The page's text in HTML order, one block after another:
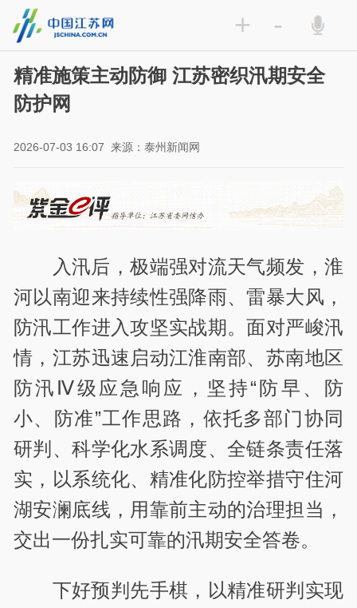
+ -
精准施策主动防御 江苏密织汛期安全
防护网
2026-07-03 16:07 来源：泰州新闻网
入汛后，极端强对流天气频发，淮
河以南迎来持续性强降雨、雷暴大风，
防汛工作进入攻坚实战期。面对严峻汛
情，江苏迅速启动江淮南部、苏南地区
防汛Ⅳ级应急响应，坚持“防早、防
小、防准”工作思路，依托多部门协同
研判、科学化水系调度、全链条责任落
实，以系统化、精准化防控举措守住河
湖安澜底线，用靠前主动的治理担当，
交出一份扎实可靠的汛期安全答卷。
下好预判先手棋，以精准研判实现